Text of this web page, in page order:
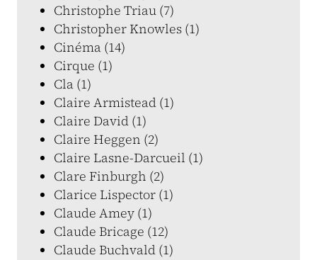
Christophe Triau (7)
Christopher Knowles (1)
Cinéma (14)
Cirque (1)
Cla (1)
Claire Armistead (1)
Claire David (1)
Claire Heggen (2)
Claire Lasne-Darcueil (1)
Clare Finburgh (2)
Clarice Lispector (1)
Claude Amey (1)
Claude Bricage (12)
Claude Buchvald (1)